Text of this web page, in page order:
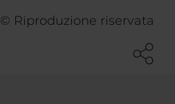
© Riproduzione riservata